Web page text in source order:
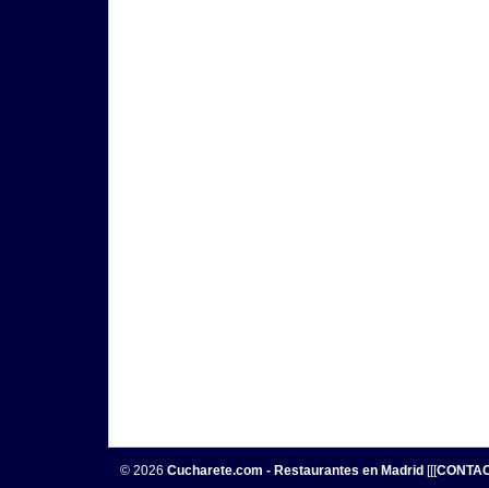
© 2026 Cucharete.com - Restaurantes en Madrid [[[